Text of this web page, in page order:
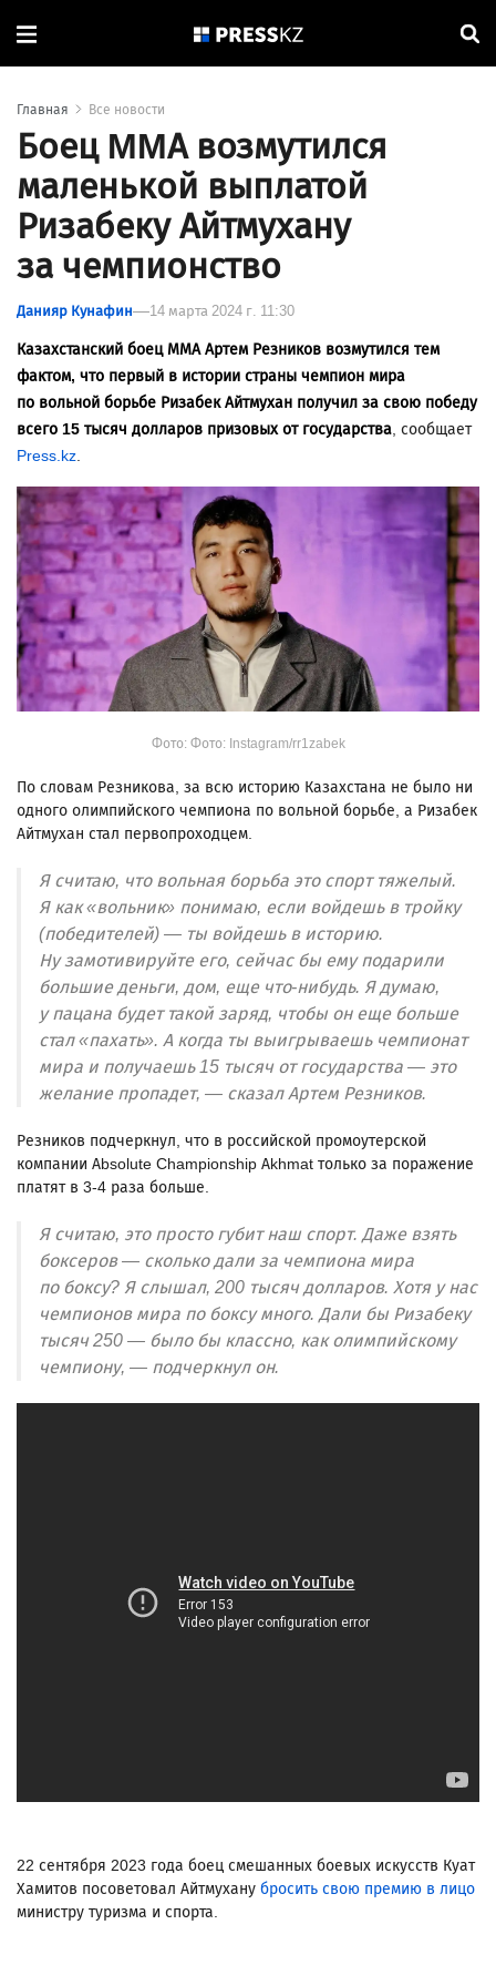
Главная Все новости
Боец MMA возмутился
маленькой выплатой
Ризабеку Айтмухану
за чемпионство
Данияр Кунафин 14 марта 2024 г. 11:30
Казахстанский боец ММА Артем Резников возмутился тем
фактом, что первый в истории страны чемпион мира
по вольной борьбе Ризабек Айтмухан получил за свою победу
всего 15 тысяч долларов призовых от государства, сообщает
Press.kz.
Фото: Фото: Instagram/rr1zabek
По словам Резникова, за всю историю Казахстана не было ни
одного олимпийского чемпиона по вольной борьбе, а Ризабек
Айтмухан стал первопроходцем.
Я считаю, что вольная борьба это спорт тяжелый.
Я как «вольник» понимаю, если войдешь в тройку
(победителей) — ты войдешь в историю.
Ну замотивируйте его, сейчас бы ему подарили
большие деньги, дом, еще что-нибудь. Я думаю,
у пацана будет такой заряд, чтобы он еще больше
стал «пахать». А когда ты выигрываешь чемпионат
мира и получаешь 15 тысяч от государства — это
желание пропадет, — сказал Артем Резников.
Резников подчеркнул, что в российской промоутерской
компании Absolute Championship Akhmat только за поражение
платят в 3-4 раза больше.
Я считаю, это просто губит наш спорт. Даже взять
боксеров — сколько дали за чемпиона мира
по боксу? Я слышал, 200 тысяч долларов. Хотя у нас
чемпионов мира по боксу много. Дали бы Ризабеку
тысяч 250 — было бы классно, как олимпийскому
чемпиону, — подчеркнул он.
22 сентября 2023 года боец смешанных боевых искусств Куат
Хамитов посоветовал Айтмухану бросить свою премию в лицо
министру туризма и спорта.